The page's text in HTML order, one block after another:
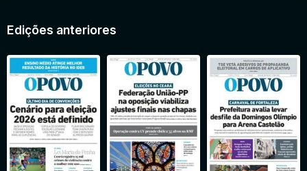
Edições anteriores